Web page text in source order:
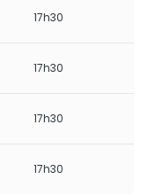
17h30
17h30
17h30
17h30